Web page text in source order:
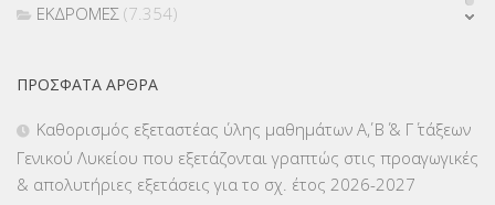
ΕΚΔΡΟΜΕΣ (7.354)
ΕΠΙΜΟΡΦΩΣΗ Τ.Π.Ε.(10)
ΠΡΌΣΦΑΤΑ ΆΡΘΡΑ
Καθορισμός εξεταστέας ύλης μαθημάτων Α΄, Β΄ & Γ΄ τάξεων
Γενικού Λυκείου που εξετάζονται γραπτώς στις προαγωγικές
& απολυτήριες εξετάσεις για το σχ. έτος 2026-2027